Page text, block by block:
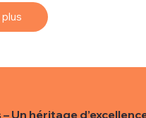
plus
Un héritage